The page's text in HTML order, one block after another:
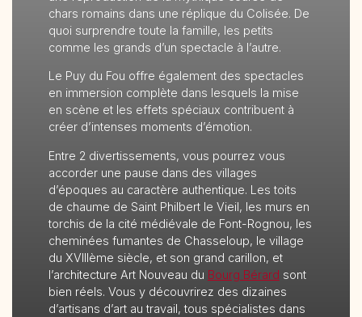
chars romains dans une réplique du Colisée. De
quoi surprendre toute la famille, les petits
comme les grands d’un spectacle à l’autre.
Le Puy du Fou offre également des spectacles
en immersion complète dans lesquels la mise
en scène et les effets spéciaux contribuent à
créer d’intenses moments d’émotion.
Entre 2 divertissements, vous pourrez vous
accorder une pause dans des villages
d’époques au caractère authentique. Les toits
de chaume de Saint Philbert le Vieil, les murs en
torchis de la cité médiévale de Font-Rognou, les
cheminées fumantes de Chasseloup, le village
du XVIIIème siècle, et son grand carillon, et
l’architecture Art Nouveau du Bourg Bérard sont
bien réels. Vous y découvrirez des dizaines
d’artisans d’art au travail, tous spécialistes dans